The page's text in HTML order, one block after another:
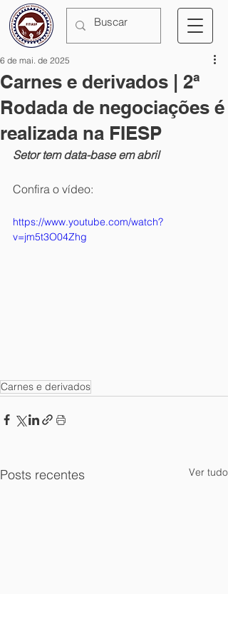
Carnes e derivados | 2ª
Rodada de negociações é
realizada na FIESP
6 de mai. de 2025
Setor tem data-base em abril
Confira o vídeo:
https://www.youtube.com/watch?
v=jm5t3O04Zhg
Carnes e derivados
Posts recentes Ver tudo